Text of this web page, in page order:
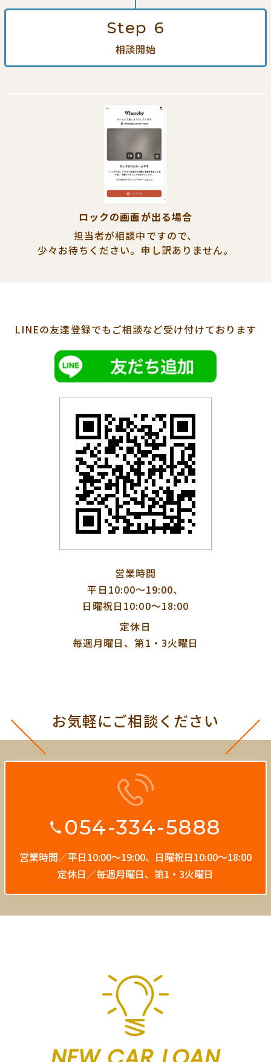
Step 6
相談開始
ロックの画面が出る場合
担当者が相談中ですので、
少々お待ちください。 申し訳ありません。
LINEの友達登録でも ご相談など受け付けております
営業時間
平日10:00〜19:00、
日曜祝日10:00〜18:00
定休日
毎週月曜日、第1・3火曜日
お気軽にご相談ください
054-334-5888
営業時間／平日10:00〜19:00、 日曜祝日10:00〜18:00
定休日／毎週月曜日、第1・3火曜日